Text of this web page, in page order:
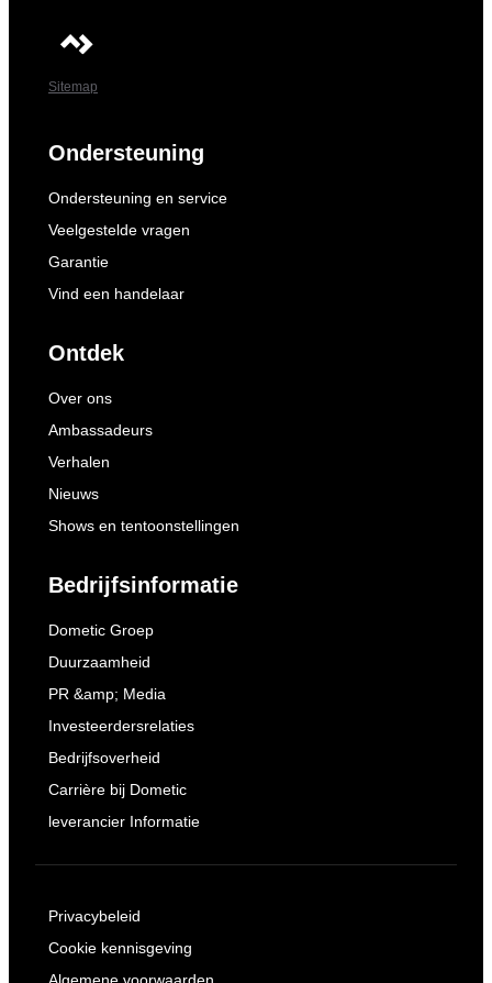
Sitemap
Ondersteuning
Ondersteuning en service
Veelgestelde vragen
Garantie
Vind een handelaar
Ontdek
Over ons
Ambassadeurs
Verhalen
Nieuws
Shows en tentoonstellingen
Bedrijfsinformatie
Dometic Groep
Duurzaamheid
PR &amp; Media
Investeerdersrelaties
Bedrijfsoverheid
Carrière bij Dometic
leverancier Informatie
Privacybeleid
Cookie kennisgeving